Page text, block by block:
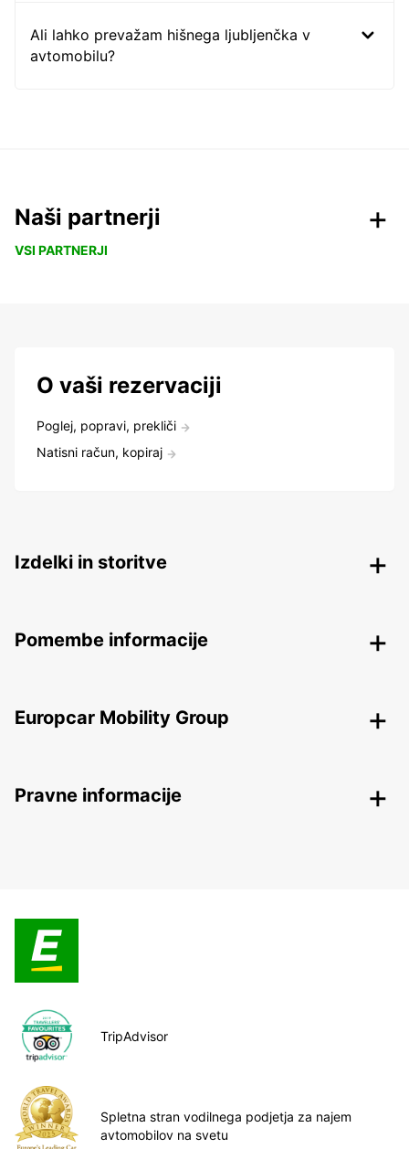
Ali lahko prevažam hišnega ljubljenčka v
avtomobilu?
Naši partnerji
VSI PARTNERJI
O vaši rezervaciji
Poglej, popravi, prekliči
Natisni račun, kopiraj
Izdelki in storitve
Pomembe informacije
Europcar Mobility Group
Pravne informacije
TripAdvisor
Spletna stran vodilnega podjetja za najem
avtomobilov na svetu